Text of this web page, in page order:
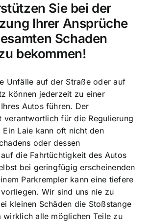
Sie bei der
Ihrer Ansprüche
Schaden
bekommen!
Unfälle auf der Straße oder auf
können jederzeit zu einer
Autos führen. Der
verantwortlich für die Regulierung
Ein Laie kann oft nicht den
oder dessen
die Fahrtüchtigkeit des Autos
bei geringfügig erscheinenden
Parkrempler kann eine tiefere
Wir sind uns nie zu
kleinen Schäden die Stoßstange
wirklich alle möglichen Teile zu